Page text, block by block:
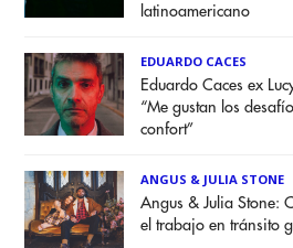
latinoamericano
EDUARDO CACES
Eduardo Caces ex
“Me gustan los
confort”
ANGUS & JULIA STONE
Angus & Julia Stone:
el trabajo en tránsito